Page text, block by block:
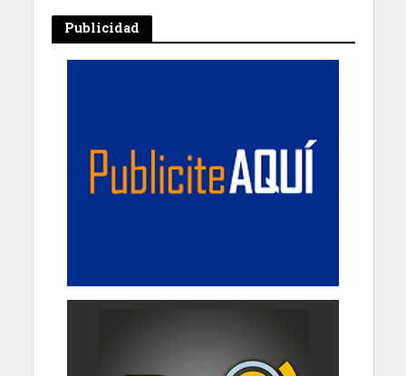
Publicidad